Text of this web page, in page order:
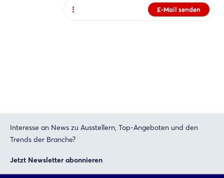
E-Mail senden
Interesse an News zu Ausstellern, Top-Angeboten und den
Trends der Branche?
Jetzt Newsletter abonnieren